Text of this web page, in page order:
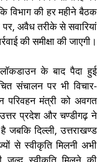
विभाग की हर महीने बैठक
अवैध तरीके से सवारियां
की समीक्षा की जाएगी।
के बाद पैदा हुई
संचालन पर भी विचार-
परिवहन मंत्री को अवगत
प्रदेश और चण्डीगढ़ ने
दिल्ली, उत्तराखण्ड
से स्वीकृति मिलनी अभी